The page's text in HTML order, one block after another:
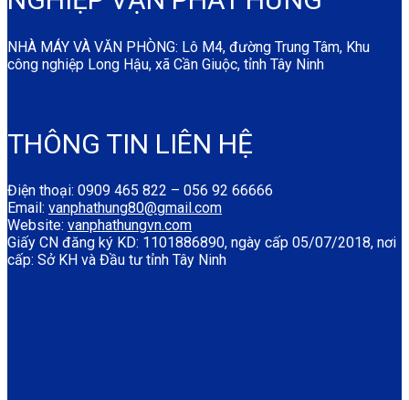
NHÀ MÁY VÀ VĂN PHÒNG: Lô M4, đường Trung Tâm, Khu
công nghiệp Long Hậu, xã Cần Giuộc, tỉnh Tây Ninh
THÔNG TIN LIÊN HỆ
Điện thoại: 0909 465 822 – 056 92 66666
Email: vanphathung80@gmail.com
Website: vanphathungvn.com
Giấy CN đăng ký KD: 1101886890, ngày cấp 05/07/2018, nơi
cấp: Sở KH và Đầu tư tỉnh Tây Ninh